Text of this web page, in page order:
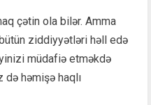
çətin ola bilər. Amma
ziddiyyətləri həll edə
müdafiə etməkdə
də həmişə haqlı